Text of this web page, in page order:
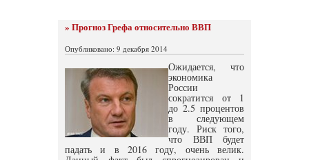
» Прогноз Грефа относительно ВВП
Опубликовано: 9 декабря 2014
Ожидается, что
экономика
России
сократится от 1
до 2.5 процентов
в следующем
году. Риск того,
что ВВП будет
падать и в 2016 году, очень велик.